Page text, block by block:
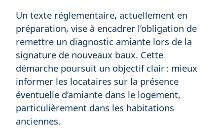
Un texte réglementaire, actuellement en
préparation, vise à encadrer l’obligation de
remettre un diagnostic amiante lors de la
signature de nouveaux baux. Cette
démarche poursuit un objectif clair : mieux
informer les locataires sur la présence
éventuelle d’amiante dans le logement,
particulièrement dans les habitations
anciennes.